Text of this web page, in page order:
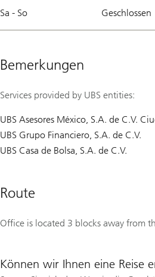
Sa - So
Geschlossen
Bemerkungen
Services provided by UBS entities:
UBS Asesores México, S.A. de C.V.
UBS Grupo Financiero, S.A. de C.V.
UBS Casa de Bolsa, S.A. de C.V.
Route
Office is located 3 blocks away from
Können wir Ihnen eine Reise